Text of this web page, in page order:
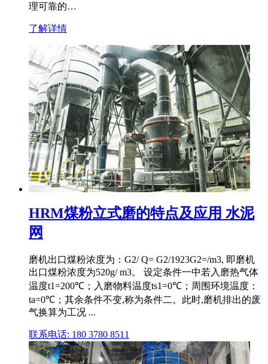
理可靠的…
了解详情
HRM煤粉立式磨的特点及应用 水泥
网
磨机出口煤粉浓度为：G2/ Q= G2/1923G2=/m3, 即磨机
出口煤粉浓度为520g/ m3。 设定条件一中若入磨热气体
温度t1=200℃；入磨物料温度ts1=0℃；周围环境温度：
ta=0℃；其余条件不变,称为条件二。此时,磨机排出的废
气换算为工况 ...
联系电话: 180 3780 8511